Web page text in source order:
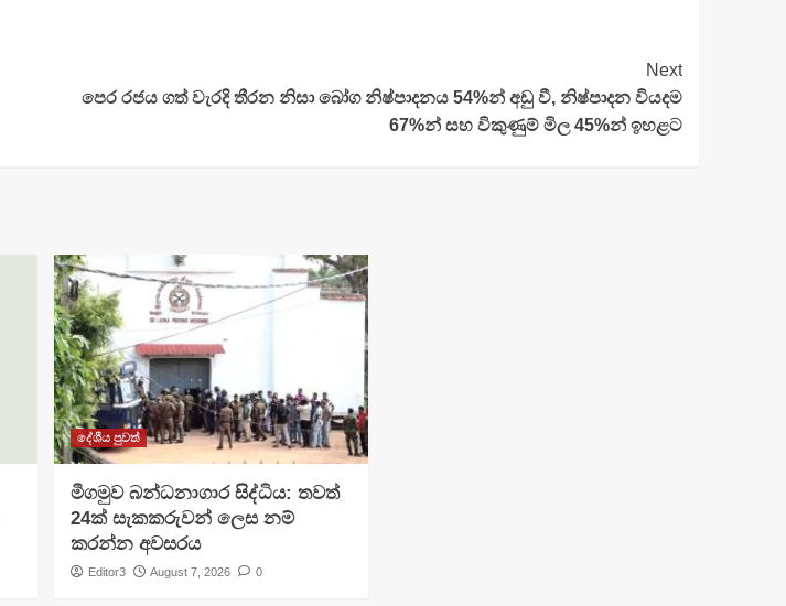
Next
පෙර රජය ගත් වැරදි තීරන නිසා බෝග නිෂ්පාදනය 54%න් අඩු වී, නිෂ්පාදන වියදම
67%න් සහ විකුණුම් මිල 45%න් ඉහළට
දේශීය පුවත්
මීගමුව බන්ධනාගාර සිද්ධිය: තවත්
24ක් සැකකරුවන් ලෙස නම්
කරන්න අවසරය
Editor3 August 7, 2026 0